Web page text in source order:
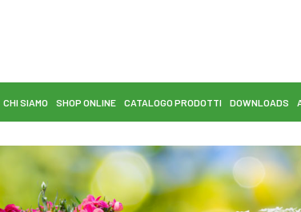
CHI SIAMO SHOP ONLINE CATALOGO PRODOTTI DOWNLOADS